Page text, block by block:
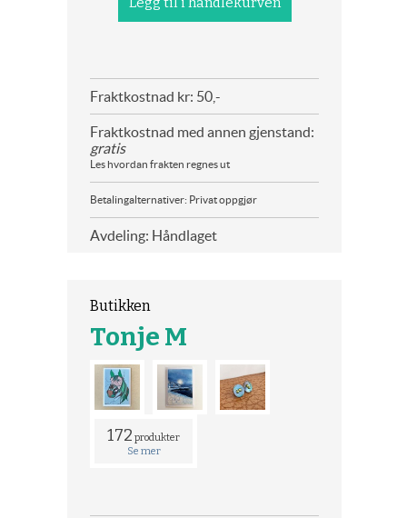
Fraktkostnad kr: 50,-
Fraktkostnad med annen gjenstand:
gratis
Les hvordan frakten regnes ut
Betalingalternativer: Privat oppgjør
Avdeling: Håndlaget
Butikken
Tonje M
172 produkter
Se mer